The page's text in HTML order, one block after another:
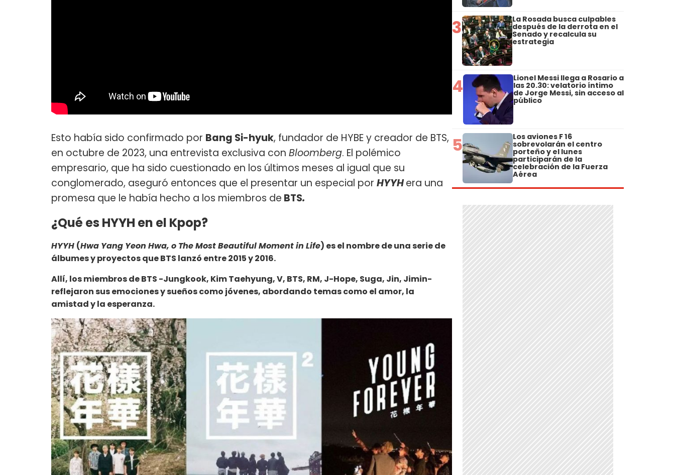
Esto había sido confirmado por Bang Si-hyuk, fundador de HYBE y creador de BTS,
en octubre de 2023, una entrevista exclusiva con Bloomberg. El polémico
empresario, que ha sido cuestionado en los últimos meses al igual que su
conglomerado, aseguró entonces que el presentar un especial por HYYHera una
promesa que le había hecho a los miembros de BTS.
¿Qué es HYYH en el Kpop?
HYYH (Hwa Yang Yeon Hwa, o The Most Beautiful Moment in Life) es el nombre de una serie de
álbumes y proyectos que BTS lanzó entre 2015 y 2016.
Allí, los miembros de BTS -Jungkook, Kim Taehyung, V, BTS, RM, J-Hope, Suga, Jin, Jimin-
reflejaron sus emociones y sueños como jóvenes, abordando temas como el amor, la
amistad y la esperanza.
3 La Rosada busca culpables
después de la derrota en el
Senado y recalcula su
estrategia
4 Lionel Messi llega a Rosario a
las 20.30: velatorio íntimo
de Jorge Messi, sin acceso al
público
5 Los aviones F 16
sobrevolarán el centro
porteño y el lunes
participarán de la
celebración de la Fuerza
Aérea